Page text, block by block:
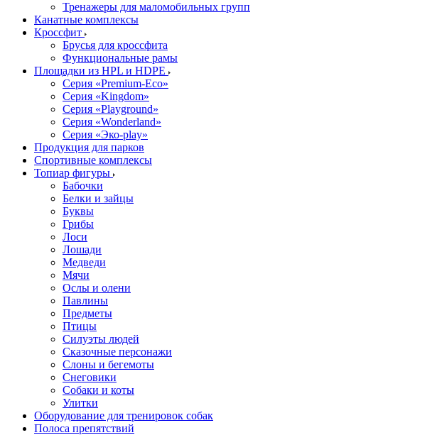
Тренажеры для маломобильных групп
Канатные комплексы
Кроссфит
Брусья для кроссфита
Функциональные рамы
Площадки из HPL и HDPE
Серия «Premium-Eco»
Серия «Kingdom»
Серия «Playground»
Серия «Wonderland»
Серия «Эко-play»
Продукция для парков
Спортивные комплексы
Топиар фигуры
Бабочки
Белки и зайцы
Буквы
Грибы
Лоси
Лошади
Медведи
Мячи
Ослы и олени
Павлины
Предметы
Птицы
Силуэты людей
Сказочные персонажи
Слоны и бегемоты
Снеговики
Собаки и коты
Улитки
Оборудование для тренировок собак
Полоса препятствий